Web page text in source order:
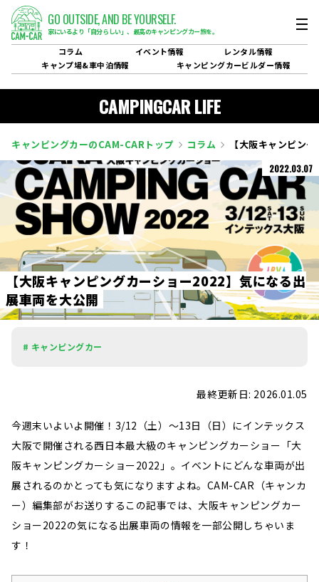
GO OUTSIDE,AND BE YOURSELF.
家にいるより「自分らしい」、 最高のキャンピングカー旅を。
コラム イベント情報 レンタル情報
キャンプ場&車中泊情報 キャンピングカービルダー情報
CAMPINGCAR LIFE
キャンピングカーのCAM-CARトップ コラム 【大阪キャンピン
2022.03.07
【大阪キャンピングカーショー2022】 気になる出
展車両を大公開
# キャンピングカー
最終更新日: 2026.01.05
今週末いよいよ開催！3/12（土）～13日（日）にインテックス
大阪で開催される西日本最大級のキャンピングカーショー「大
阪キャンピングカーショー2022」。イベントにどんな車両が出
展されるのかとっても気になりますよね。CAM-CAR（キャンカ
ー）編集部がお送りするこの記事では、大阪キャンピングカー
ショー2022の気になる出展車両の情報を一部公開しちゃいま
す！